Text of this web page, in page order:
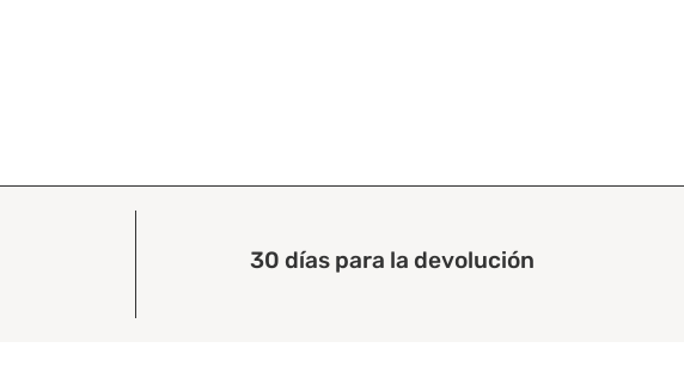
30 días para la devolución